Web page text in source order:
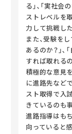
る」、「実社会
ストレベルを
力して挑戦し
また、受験を
あるのか？」
すれば取れる
積極的な意見
に進路先など
スト取得で入
きているのも
進路指導はも
向っていると